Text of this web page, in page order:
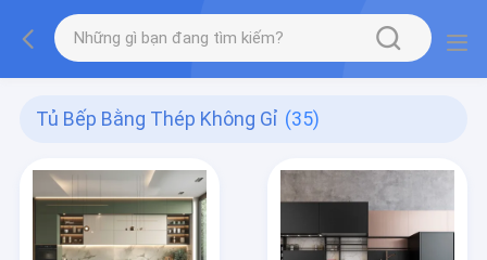
Tủ Bếp Bằng Thép Không Gỉ (35)